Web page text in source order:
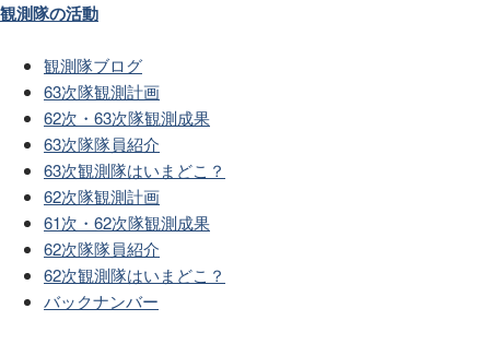
観測隊の活動
観測隊ブログ
63次隊観測計画
62次・63次隊観測成果
63次隊隊員紹介
63次観測隊はいまどこ？
62次隊観測計画
61次・62次隊観測成果
62次隊隊員紹介
62次観測隊はいまどこ？
バックナンバー